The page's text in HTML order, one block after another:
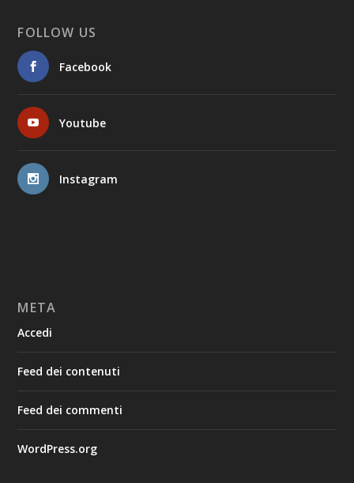
FOLLOW US
Facebook
Youtube
Instagram
META
Accedi
Feed dei contenuti
Feed dei commenti
WordPress.org